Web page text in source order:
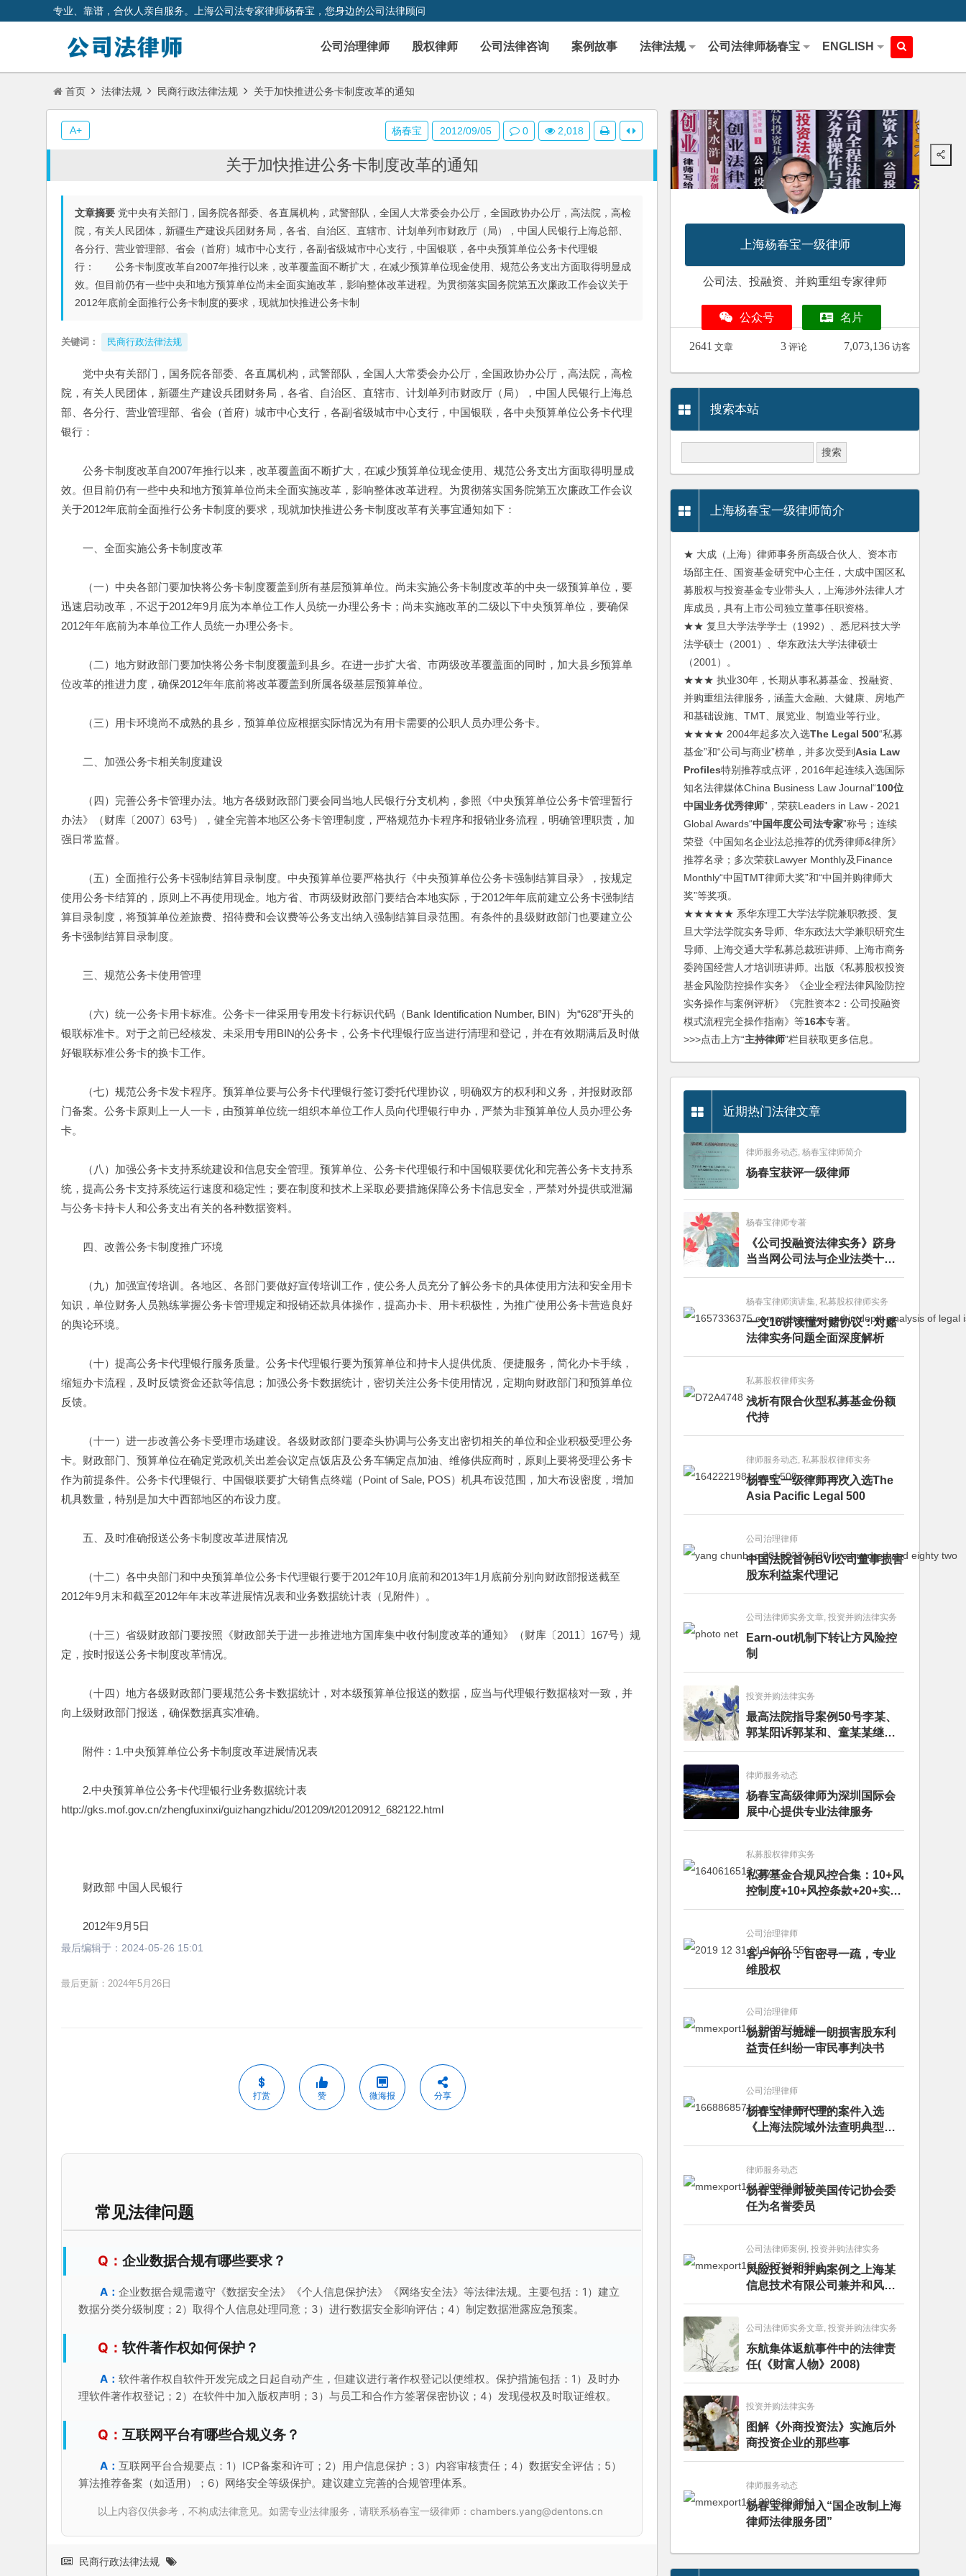
专业、靠谱，合伙人亲自服务。上海公司法专家律师杨春宝，您身边的公司法律顾问
公司治理律师 股权律师 公司法律咨询 案例故事 法律法规 公司法律师杨春宝 ENGLISH
首页 法律法规 民商行政法律法规 关于加快推进公务卡制度改革的通知
关于加快推进公务卡制度改革的通知
文章摘要 党中央有关部门，国务院各部委、各直属机构，武警部队，全国人大常委会办公厅，全国政协办公厅，高法院，高检
院，有关人民团体，新疆生产建设兵团财务局，各省、自治区、直辖市、计划单列市财政厅（局），中国人民银行上海总部、
各分行、营业管理部、省会（首府）城市中心支行，各副省级城市中心支行，中国银联，各中央预算单位公务卡代理银
行： 公务卡制度改革自2007年推行以来，改革覆盖面不断扩大，在减少预算单位现金使用、规范公务支出方面取得明显成
效。但目前仍有一些中央和地方预算单位尚未全面实施改革，影响整体改革进程。为贯彻落实国务院第五次廉政工作会议关于
2012年底前全面推行公务卡制度的要求，现就加快推进公务卡制
关键词： 民商行政法律法规
党中央有关部门，国务院各部委、各直属机构，武警部队，全国人大常委会办公厅，全国政协办公厅，高法院，高检
院，有关人民团体，新疆生产建设兵团财务局，各省、自治区、直辖市、计划单列市财政厅（局），中国人民银行上海总
部、各分行、营业管理部、省会（首府）城市中心支行，各副省级城市中心支行，中国银联，各中央预算单位公务卡代理
银行：
公务卡制度改革自2007年推行以来，改革覆盖面不断扩大，在减少预算单位现金使用、规范公务支出方面取得明显成
效。但目前仍有一些中央和地方预算单位尚未全面实施改革，影响整体改革进程。为贯彻落实国务院第五次廉政工作会议
关于2012年底前全面推行公务卡制度的要求，现就加快推进公务卡制度改革有关事宜通知如下：
一、全面实施公务卡制度改革
（一）中央各部门要加快将公务卡制度覆盖到所有基层预算单位。尚未实施公务卡制度改革的中央一级预算单位，要
迅速启动改革，不迟于2012年9月底为本单位工作人员统一办理公务卡；尚未实施改革的二级以下中央预算单位，要确保
2012年年底前为本单位工作人员统一办理公务卡。
（二）地方财政部门要加快将公务卡制度覆盖到县乡。在进一步扩大省、市两级改革覆盖面的同时，加大县乡预算单
位改革的推进力度，确保2012年年底前将改革覆盖到所属各级基层预算单位。
（三）用卡环境尚不成熟的县乡，预算单位应根据实际情况为有用卡需要的公职人员办理公务卡。
二、加强公务卡相关制度建设
（四）完善公务卡管理办法。地方各级财政部门要会同当地人民银行分支机构，参照《中央预算单位公务卡管理暂行
办法》（财库〔2007〕63号），健全完善本地区公务卡管理制度，严格规范办卡程序和报销业务流程，明确管理职责，加
强日常监督。
（五）全面推行公务卡强制结算目录制度。中央预算单位要严格执行《中央预算单位公务卡强制结算目录》，按规定
使用公务卡结算的，原则上不再使用现金。地方省、市两级财政部门要结合本地实际，于2012年年底前建立公务卡强制结
算目录制度，将预算单位差旅费、招待费和会议费等公务支出纳入强制结算目录范围。有条件的县级财政部门也要建立公
务卡强制结算目录制度。
三、规范公务卡使用管理
（六）统一公务卡用卡标准。公务卡一律采用专用发卡行标识代码（Bank Identification Number, BIN）为“628”开头的
银联标准卡。对于之前已经核发、未采用专用BIN的公务卡，公务卡代理银行应当进行清理和登记，并在有效期满后及时做
好银联标准公务卡的换卡工作。
（七）规范公务卡发卡程序。预算单位要与公务卡代理银行签订委托代理协议，明确双方的权利和义务，并报财政部
门备案。公务卡原则上一人一卡，由预算单位统一组织本单位工作人员向代理银行申办，严禁为非预算单位人员办理公务
卡。
（八）加强公务卡支持系统建设和信息安全管理。预算单位、公务卡代理银行和中国银联要优化和完善公务卡支持系
统，提高公务卡支持系统运行速度和稳定性；要在制度和技术上采取必要措施保障公务卡信息安全，严禁对外提供或泄漏
与公务卡持卡人和公务支出有关的各种数据资料。
四、改善公务卡制度推广环境
（九）加强宣传培训。各地区、各部门要做好宣传培训工作，使公务人员充分了解公务卡的具体使用方法和安全用卡
知识，单位财务人员熟练掌握公务卡管理规定和报销还款具体操作，提高办卡、用卡积极性，为推广使用公务卡营造良好
的舆论环境。
（十）提高公务卡代理银行服务质量。公务卡代理银行要为预算单位和持卡人提供优质、便捷服务，简化办卡手续，
缩短办卡流程，及时反馈资金还款等信息；加强公务卡数据统计，密切关注公务卡使用情况，定期向财政部门和预算单位
反馈。
（十一）进一步改善公务卡受理市场建设。各级财政部门要牵头协调与公务支出密切相关的单位和企业积极受理公务
卡。财政部门、预算单位在确定党政机关出差会议定点饭店及公务车辆定点加油、维修供应商时，原则上要将受理公务卡
作为前提条件。公务卡代理银行、中国银联要扩大销售点终端（Point of Sale, POS）机具布设范围，加大布设密度，增加
机具数量，特别是加大中西部地区的布设力度。
五、及时准确报送公务卡制度改革进展情况
（十二）各中央部门和中央预算单位公务卡代理银行要于2012年10月底前和2013年1月底前分别向财政部报送截至
2012年9月末和截至2012年年末改革进展情况表和业务数据统计表（见附件）。
（十三）省级财政部门要按照《财政部关于进一步推进地方国库集中收付制度改革的通知》（财库〔2011〕167号）规
定，按时报送公务卡制度改革情况。
（十四）地方各级财政部门要规范公务卡数据统计，对本级预算单位报送的数据，应当与代理银行数据核对一致，并
向上级财政部门报送，确保数据真实准确。
附件：1.中央预算单位公务卡制度改革进展情况表
2.中央预算单位公务卡代理银行业务数据统计表
http://gks.mof.gov.cn/zhengfuxinxi/guizhangzhidu/201209/t20120912_682122.html
财政部 中国人民银行
2012年9月5日
最后编辑于： 2024-05-26 15:01
最后更新：2024年5月26日
打赏 赞 微海报 分享
常见法律问题
企业数据合规有哪些要求？
企业数据合规需遵守《数据安全法》《个人信息保护法》《网络安全法》等法律法规。主要包括：1）建立
数据分类分级制度；2）取得个人信息处理同意；3）进行数据安全影响评估；4）制定数据泄露应急预案。
软件著作权如何保护？
软件著作权自软件开发完成之日起自动产生，但建议进行著作权登记以便维权。保护措施包括：1）及时办
理软件著作权登记；2）在软件中加入版权声明；3）与员工和合作方签署保密协议；4）发现侵权及时取证维权。
互联网平台有哪些合规义务？
互联网平台合规要点：1）ICP备案和许可；2）用户信息保护；3）内容审核责任；4）数据安全评估；5）
算法推荐备案（如适用）；6）网络安全等级保护。建议建立完善的合规管理体系。
以上内容仅供参考，不构成法律意见。如需专业法律服务，请联系杨春宝一级律师：chambers.yang@dentons.cn
杨春宝 2012/09/05 0 2,018
A+
民商行政法律法规
上海杨春宝一级律师
公司法、投融资、并购重组专家律师
公众号 名片
2641 文章 3 评论 7,073,136 访客
搜索本站
上海杨春宝一级律师简介
★ 大成（上海）律师事务所高级合伙人、资本市
场部主任、国资基金研究中心主任，大成中国区私
募股权与投资基金专业带头人，上海涉外法律人才
库成员，具有上市公司独立董事任职资格。
★★ 复旦大学法学学士（1992）、悉尼科技大学
法学硕士（2001）、华东政法大学法律硕士
（2001）。
★★★ 执业30年，长期从事私募基金、投融资、
并购重组法律服务，涵盖大金融、大健康、房地产
和基础设施、TMT、展览业、制造业等行业。
★★★★ 2004年起多次入选The Legal 500“私募
基金”和“公司与商业”榜单，并多次受到Asia Law
Profiles特别推荐或点评，2016年起连续入选国际
知名法律媒体China Business Law Journal“100位
中国业务优秀律师”，荣获Leaders in Law - 2021
Global Awards“中国年度公司法专家”称号；连续
荣登《中国知名企业法总推荐的优秀律师&律所》
推荐名录；多次荣获Lawyer Monthly及Finance
Monthly“中国TMT律师大奖”和“中国并购律师大
奖”等奖项。
★★★★★ 系华东理工大学法学院兼职教授、复
旦大学法学院实务导师、华东政法大学兼职研究生
导师、上海交通大学私募总裁班讲师、上海市商务
委跨国经营人才培训班讲师。出版《私募股权投资
基金风险防控操作实务》《企业全程法律风险防控
实务操作与案例评析》《完胜资本2：公司投融资
模式流程完全操作指南》等16本专著。
>>>点击上方“主持律师”栏目获取更多信息。
近期热门法律文章
律师服务动态, 杨春宝律师简介
杨春宝获评一级律师
杨春宝律师专著
《公司投融资法律实务》跻身
当当网公司法与企业法类十大
畅销图书榜
杨春宝律师演讲集, 私募股权律师实务
一文16讲读懂对赌协议：对赌
法律实务问题全面深度解析
私募股权律师实务
浅析有限合伙型私募基金份额
代持
律师服务动态, 私募股权律师实务
杨春宝一级律师再次入选The
Asia Pacific Legal 500
公司治理律师
中国法院首例BVI公司董事损害
股东利益案代理记
公司法律师实务文章, 投资并购法律实务
Earn-out机制下转让方风险控
制
投资并购法律实务
最高法院指导案例50号李某、
郭某阳诉郭某和、童某某继承
纠纷案
律师服务动态
杨春宝高级律师为深圳国际会
展中心提供专业法律服务
私募股权律师实务
私募基金合规风控合集：10+风
控制度+10+风控条款+20+实务
文章+每月动态
公司治理律师
客户评价：百密寻一疏，专业
维股权
公司治理律师
杨新宙与堀雄一朗损害股东利
益责任纠纷一审民事判决书
公司治理律师
杨春宝律师代理的案件入选
《上海法院域外法查明典型案
例》
律师服务动态
杨春宝律师被美国传记协会委
任为名誉委员
公司法律师案例, 投资并购法律实务
风险投资和并购案例之上海某
信息技术有限公司兼并和风险
投资服务
公司法律师实务文章, 投资并购法律实务
东航集体返航事件中的法律责
任(《财富人物》2008)
投资并购法律实务
图解《外商投资法》实施后外
商投资企业的那些事
律师服务动态
杨春宝律师加入“国企改制上海
律师法律服务团”